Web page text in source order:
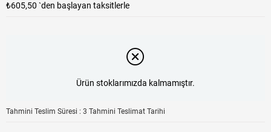
₺605,50 `den başlayan taksitlerle
Ürün stoklarımızda kalmamıştır.
Tahmini Teslim Süresi : 3 Tahmini Teslimat Tarihi